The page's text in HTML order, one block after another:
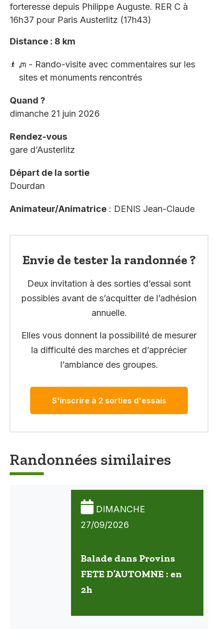
forteresse depuis Philippe Auguste. RER C à
16h37 pour Paris Austerlitz (17h43)
Distance : 8 km
ᘻ - Rando-visite avec commentaires sur les
sites et monuments rencontrés
Quand ?
dimanche 21 juin 2026
Rendez-vous
gare d’Austerlitz
Départ de la sortie
Dourdan
Animateur/Animatrice : DENIS Jean-Claude
Envie de tester la randonnée ?
Deux invitation à des sorties d’essai sont
possibles avant de s’acquitter de l’adhésion
annuelle.
Elles vous donnent la possibilité de mesurer
la difficulté des marches et d’apprécier
l’ambiance des groupes.
S'inscrire à 2 sorties d'essais
Randonnées similaires
DIMANCHE
27/09/2026
Balade dans Provins
FETE D’AUTOMNE : en
2h